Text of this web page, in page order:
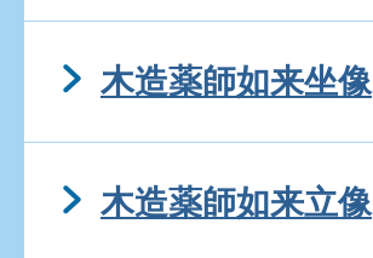
木造薬師如来坐像
木造薬師如来立像